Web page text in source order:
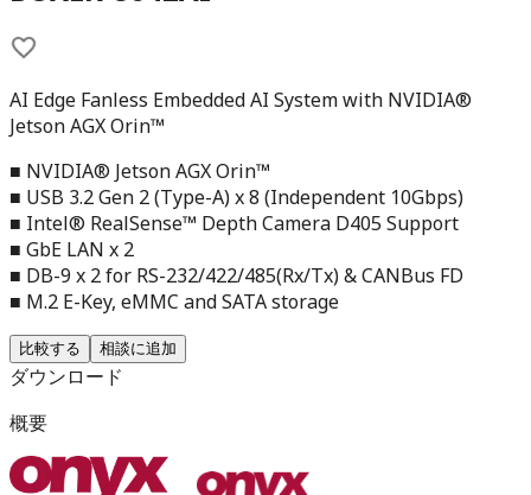
AI Edge Fanless Embedded AI System with NVIDIA®
Jetson AGX Orin™
■ NVIDIA® Jetson AGX Orin™
■ USB 3.2 Gen 2 (Type-A) x 8 (Independent 10Gbps)
■ Intel® RealSense™ Depth Camera D405 Support
■ GbE LAN x 2
■ DB-9 x 2 for RS-232/422/485(Rx/Tx) & CANBus FD
■ M.2 E-Key, eMMC and SATA storage
比較する 相談に追加
ダウンロード
概要